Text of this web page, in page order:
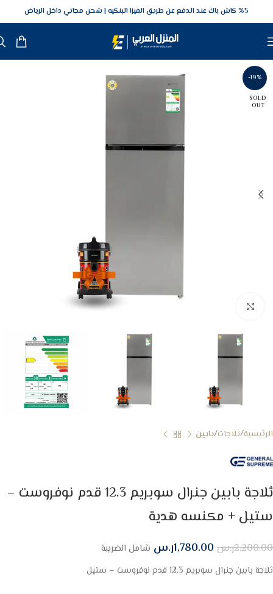
5‎% كاش باك عند الدفع عن طريق الفيزا البنكيه شحن مجاني داخل الرياض
-19%
SOLD
OUT
الرئيسية ثلاجات بابين
ثلاجة بابين جنرال سوبريم 12.3 قدم نوفروست –
ستيل + مكنسه هدية
2,200.00ر.س1,780.00ر.س شامل الضريبة
ثلاجة بابين جنرال سوبريم 12.3 قدم نوفروست – ستيل